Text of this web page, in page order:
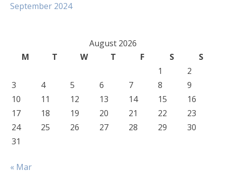
September 2024
August 2026
M
T W T F S
S
1
2
3
4 5 6 7 8
9
10
11 12 13 14 15
16
17
18 19 20 21 22
23
24
25 26 27 28 29
30
31
« Mar